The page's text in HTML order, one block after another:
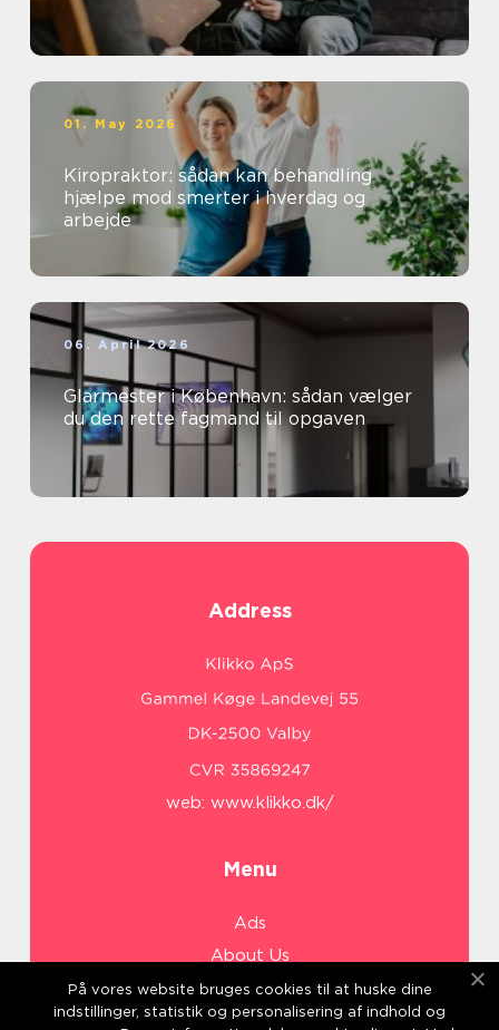
01. May 2026
Kiropraktor: sådan kan behandling
hjælpe mod smerter i hverdag og
arbejde
06. April 2026
Glarmester i København: sådan vælger
du den rette fagmand til opgaven
Address
web: www.klikko.dk/
Menu
Ads
About Us
Cookies
Contact
På vores website bruges cookies til at huske dine
indstillinger, statistik og personalisering af indhold og